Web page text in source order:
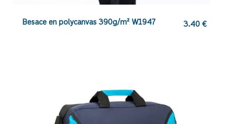
Besace en polycanvas 390g/m² W1947 3.40 €